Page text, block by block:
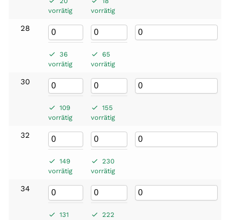
vorrätig
vorrätig
28
36
vorrätig
65
vorrätig
30
109
vorrätig
155
vorrätig
32
149
vorrätig
230
vorrätig
34
131
222